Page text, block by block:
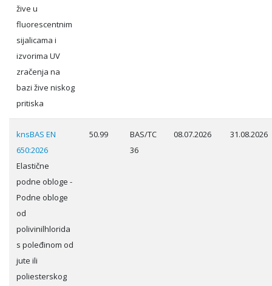
žive u
fluorescentnim
sijalicama i
izvorima UV
zračenja na
bazi žive niskog
pritiska
knsBAS EN
650:2026
Elastične
podne obloge -
Podne obloge
od
polivinilhlorida
s poleđinom od
jute ili
poliesterskog
50.99
BAS/TC
36
08.07.2026 31.08.2026